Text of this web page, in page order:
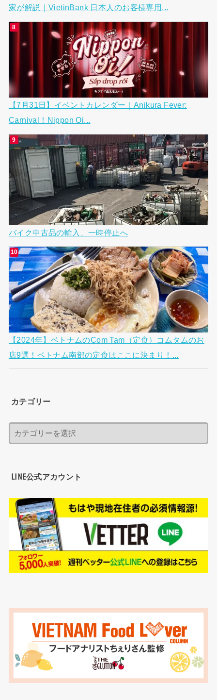
家が解説｜VietinBank 日本人のお客様専用...
【7月31日】イベントカレンダー｜Anikura Fever:
Carnival！Nippon Oi...
バイク中古品の輸入、一時停止へ
【2024年】ベトナムのCom Tam（定食）コムタムのお
店9選！ベトナム南部の定食はここに決まり！...
カテゴリー
LINE公式アカウント